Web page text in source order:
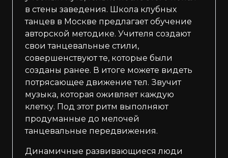
в стены заведения. Школа клубных
танцев в Москве предлагает обучение
авторской методике. Учителя создают
свои танцевальные стили,
совершенствуют те, которые были
созданы ранее. В итоге можете видеть
потрясающее движение тел. Звучит
музыка, которая оживляет каждую
клетку. Под этот ритм выполняют
продуманные до мелочей
танцевальные передвижения.
Динамичные развивающиеся люди